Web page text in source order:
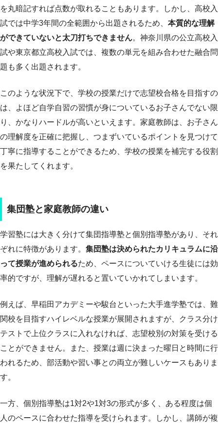
を丸暗記すれば点数が取れることもあります。しかし、高校入
試では中学3年間の全範囲から出題されるため、 本質的な理解
ができていないと太刀打ちできません。神奈川県の公立高校入
試や東京都立高校入試では、複数の単元を組み合わせた融合問
題も多く出題されます。
このような状況下で、学校の授業だけで志望校合格を目指すの
は、よほど自学自習の習慣が身についているお子さんでない限
り、かなりハードルが高いといえます。家庭教師は、お子さん
の理解度を正確に把握し、つまずいているポイントを見つけて
丁寧に指導することができるため、学校の授業を補完する役割
を果たしてくれます。
集団塾と家庭教師の違い
学習塾には大きく分けて集団指導塾と個別指導塾があり、それ
ぞれに特徴があります。 集団塾は決められたカリキュラムに沿
って授業が進められるため、ペースについていける生徒には効
率的ですが、理解が遅れると置いていかれてしまいます。
例えば、早稲田アカデミーや駿台といった大手進学塾では、難
関校を目指すハイレベルな授業が展開されますが、クラス分け
テストで上位クラスに入れなければ、志望校別の対策を受ける
ことができません。また、授業は週に決まった曜日と時間に行
われるため、部活動や習い事との両立が難しいケースもありま
す。
一方、個別指導塾は1対2や1対3の形式が多く、ある程度は個
人のペースに合わせた指導を受けられます。しかし、講師が複